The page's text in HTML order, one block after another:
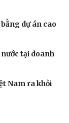
dự án cao
tại doanh
Nam ra khỏi